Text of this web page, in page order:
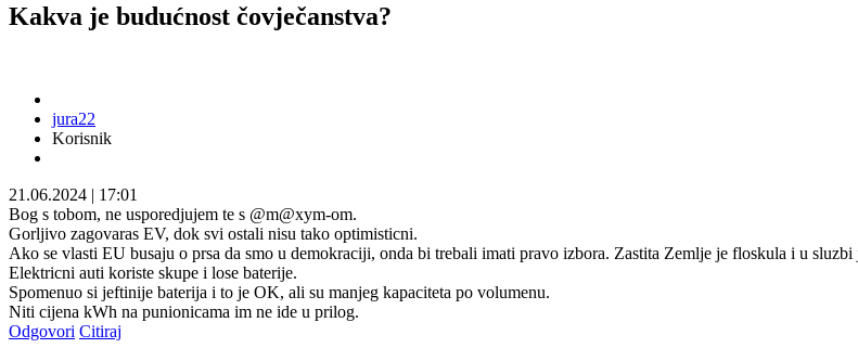
Kakva je budućnost čovječanstva?
jura22
Korisnik
21.06.2024 | 17:01
Bog s tobom, ne usporedjujem te s @m@xym-om.
Gorljivo zagovaras EV, dok svi ostali nisu tako optimisticni.
Ako se vlasti EU busaju o prsa da smo u demokraciji, onda bi trebali imati pravo izbora. Zastita Zemlje je floskula i u
Elektricni auti koriste skupe i lose baterije.
Spomenuo si jeftinije baterija i to je OK, ali su manjeg kapaciteta po volumenu.
Niti cijena kWh na punionicama im ne ide u prilog.
Odgovori Citiraj